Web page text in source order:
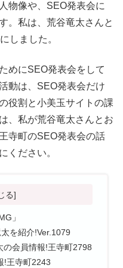
物像や、SEO発表会に
。私は、荒谷竜太さんと
しました。
めにSEO発表会をして
動は、SEO発表会だけ
役割と小美玉サイトの課
、私が荒谷竜太さんとお
寺町のSEO発表会の話
ください。
」
を紹介!Ver.1079
の会員情報!王寺町2798
!王寺町2243